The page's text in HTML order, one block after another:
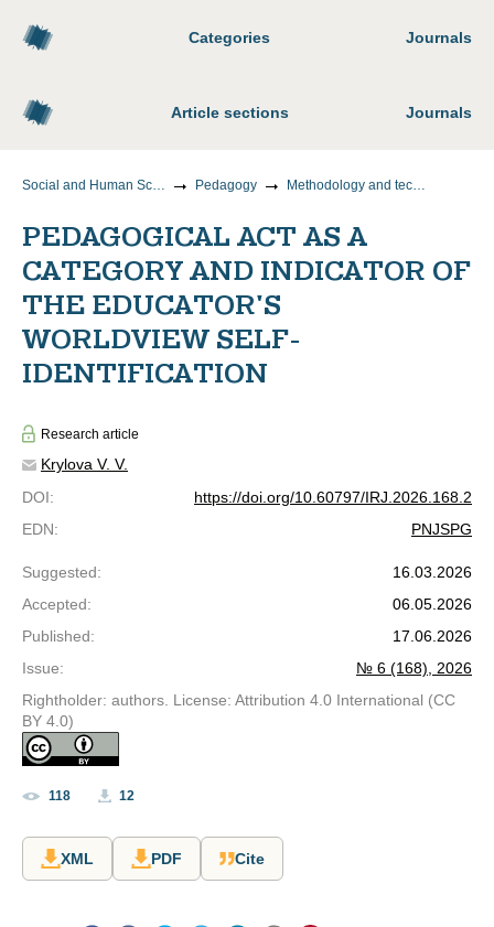
Categories Journals
Article sections Journals
Social and Human Sciences Pedagogy Methodology and technology of vocational education
PEDAGOGICAL ACT AS A
CATEGORY AND INDICATOR OF
THE EDUCATOR'S
WORLDVIEW SELF-
IDENTIFICATION
Research article
Krylova V. V.
DOI:
https://doi.org/10.60797/IRJ.2026.168.2
EDN: PNJSPG
Suggested:
16.03.2026
Accepted:
06.05.2026
Published:
17.06.2026
Issue:
№ 6 (168), 2026
Rightholder: authors. License: Attribution 4.0 International (CC
BY 4.0)
118 12
XML PDF Cite